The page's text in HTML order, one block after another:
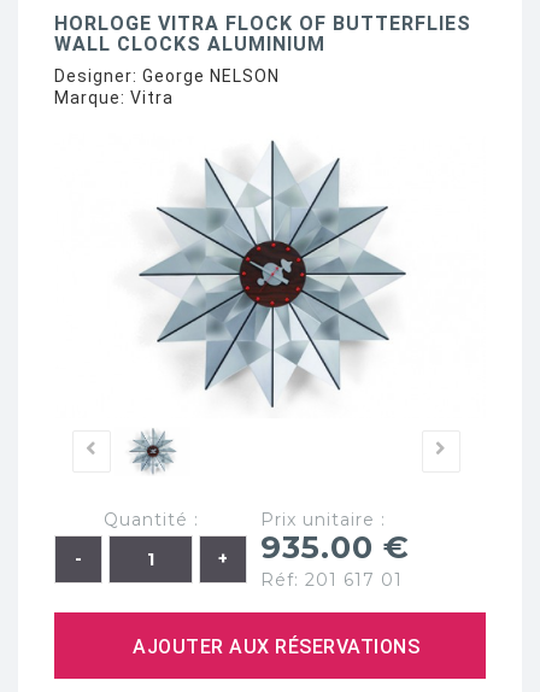
HORLOGE VITRA FLOCK OF BUTTERFLIES
WALL CLOCKS ALUMINIUM
Designer: George NELSON
Marque: Vitra
Quantité : Prix unitaire :
935.00 €
Réf: 201 617 01
AJOUTER AUX RÉSERVATIONS